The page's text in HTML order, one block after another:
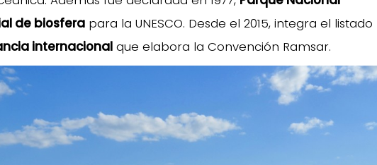
de biosfera para la UNESCO. Desde el 2015, integra el listado
internacional que elabora la Convención Ramsar.